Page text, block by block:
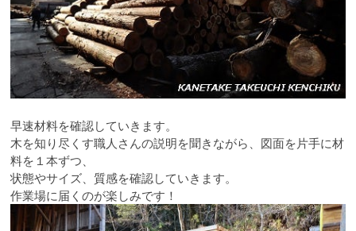
早速材料を確認していきます。
木を知り尽くす職人さんの説明を聞きながら、図面を片手に材
料を１本ずつ、
状態やサイズ、質感を確認していきます。
作業場に届くのが楽しみです！